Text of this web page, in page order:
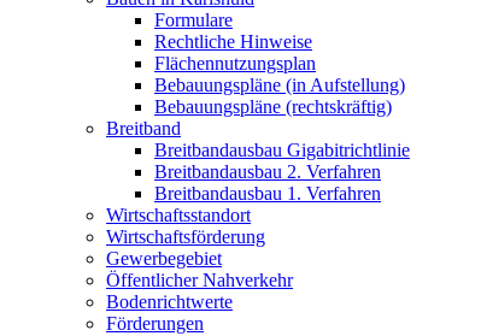
Formulare
Rechtliche Hinweise
Flächennutzungsplan
Bebauungspläne (in Aufstellung)
Bebauungspläne (rechtskräftig)
Breitband
Breitbandausbau Gigabitrichtlinie
Breitbandausbau 2. Verfahren
Breitbandausbau 1. Verfahren
Wirtschaftsstandort
Wirtschaftsförderung
Gewerbegebiet
Öffentlicher Nahverkehr
Bodenrichtwerte
Förderungen